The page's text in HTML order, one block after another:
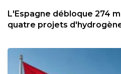
L'Espagne débloque 274
quatre projets